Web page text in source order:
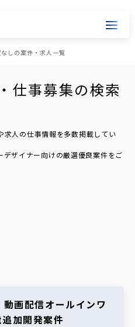
しの案件・求人一覧
仕事募集の検索
人の仕事情報を多数掲載してい
ザイナー向けの厳選優良案件をご
画配信オールインワ
加開発案件